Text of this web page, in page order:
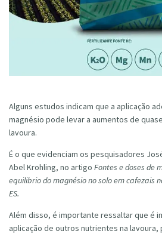
Alguns estudos indicam que a aplicação
magnésio pode levar a aumentos de
lavoura.
É o que evidenciam os pesquisadores
Abel Krohling, no artigo Fontes e doses de
equilibrio do magnésio no solo em cafezais
ES.
Além disso, é importante ressaltar que é
aplicação de outros nutrientes na lavoura,